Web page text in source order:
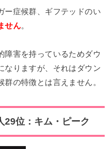
ー症候群、ギフテッドのい
せん。
障害を持っているためダウ
なりますが、それはダウン
の特徴とは言えません。
29位：キム・ピーク